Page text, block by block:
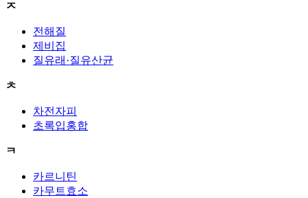
ㅈ
전해질
제비집
질유래·질유산균
ㅊ
차전자피
초록입홍합
ㅋ
카르니틴
카무트효소